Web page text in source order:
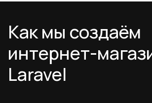
Как мы создаём
интернет-
Laravel